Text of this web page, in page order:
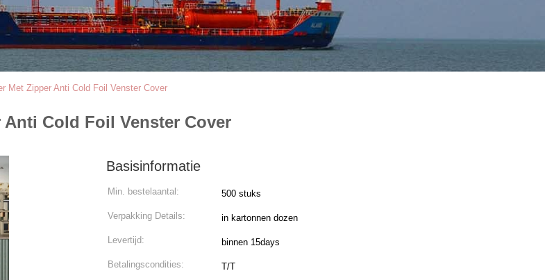
Met Zipper Anti Cold Foil Venster Cover
Anti Cold Foil Venster Cover
Basisinformatie
Min. bestelaantal: 500 stuks
Verpakking Details: in kartonnen dozen
Levertijd: binnen 15days
Betalingscondities: T/T